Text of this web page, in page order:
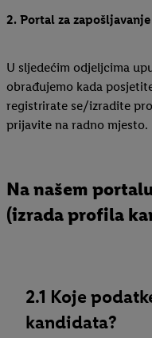
2. Portal za
U sljedećim odjeljcima
obrađujemo kada
registrirate se/izradite
prijavite na radno mjesto.
Na našem
(izrada profila
2.1 Koje
kandidata?